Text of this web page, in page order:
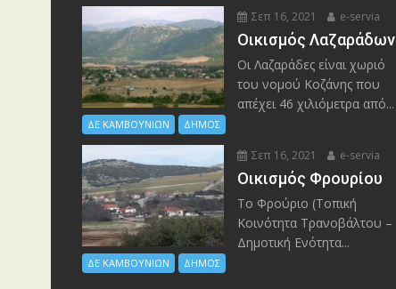
Σεπ 16, 2021 e-servia
Οικισμός Λαζαράδων
Οι Λαζαράδες είναι χωριό
του νομού Κοζάνης που
απέχει 46 χιλιόμετρα από...
ΔΕ ΚΑΜΒΟΥΝΙΩΝ ΔΗΜΟΣ
Σεπ 16, 2021 e-servia
Οικισμός Φρουρίου
Το Φρούριο (Τοπική
Κοινότητα Τρανοβάλτου –
Δημοτική Ενότητα...
ΔΕ ΚΑΜΒΟΥΝΙΩΝ ΔΗΜΟΣ